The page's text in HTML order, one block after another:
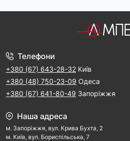
Телефони
+380 (67) 643-28-32 Київ
+380 (48) 750-23-09 Одеса
+380 (67) 641-80-49 Запоріжжя
Наша адреса
м. Запорiжжя, вул. Крива Бухта, 2
м. Kиїв, вул. Бориспільська, 7